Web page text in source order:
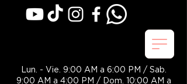
Lun. - Vie. 9:00 AM a 6:00 PM / Sab.
9:00 AM a 4:00 PM / Dom. 10:00 AM a